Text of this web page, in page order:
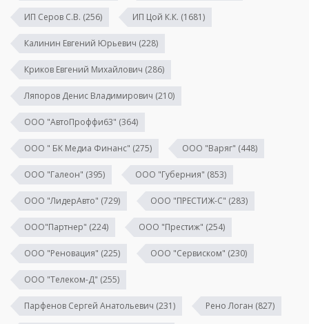
ИП Серов С.В. (256) ИП Цой К.К. (1681)
Калинин Евгений Юрьевич (228)
Криков Евгений Михайлович (286)
Ляпоров Денис Владимирович (210)
ООО "АвтоПроффи63" (364)
ООО " БК Медиа Финанс" (275) ООО "Варяг" (448)
ООО "Галеон" (395) ООО "Губерния" (853)
ООО "ЛидерАвто" (729) ООО "ПРЕСТИЖ-С" (283)
ООО"Партнер" (224) ООО "Престиж" (254)
ООО "Реновация" (225) ООО "Сервиском" (230)
ООО "Телеком-Д" (255)
Парфенов Сергей Анатольевич (231) Рено Логан (827)